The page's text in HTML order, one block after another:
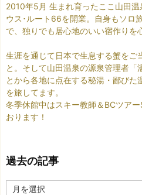
2010年5月 生まれ育ったここ山田温
ウス･ルート66を開業。自身もソロ
で、独りでも居心地のいい宿作りを
生涯を通じて日本で生息する蟹をご
と。そして山田温泉の源泉管理者「
とから各地に点在する秘湯・鄙びた
を旅してます。
冬季休館中はスキー教師＆BCツア
おります！
過去の記事